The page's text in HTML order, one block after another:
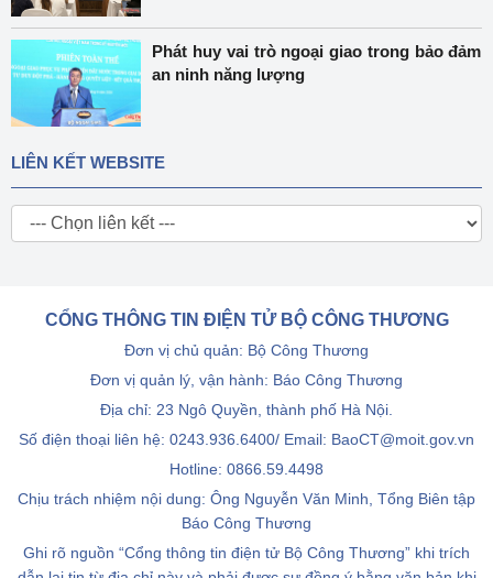
Phát huy vai trò ngoại giao trong bảo đảm
an ninh năng lượng
LIÊN KẾT WEBSITE
CỔNG THÔNG TIN ĐIỆN TỬ BỘ CÔNG THƯƠNG
Đơn vị chủ quản: Bộ Công Thương
Đơn vị quản lý, vận hành: Báo Công Thương
Địa chỉ: 23 Ngô Quyền, thành phố Hà Nội.
Số điện thoại liên hệ: 0243.936.6400/ Email: BaoCT@moit.gov.vn
Hotline: 0866.59.4498
Chịu trách nhiệm nội dung: Ông Nguyễn Văn Minh, Tổng Biên tập
Báo Công Thương
Ghi rõ nguồn “Cổng thông tin điện tử Bộ Công Thương” khi trích